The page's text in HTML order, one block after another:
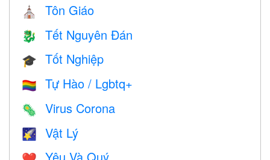
⛪️ Tôn Giáo
🐉 Tết Nguyên Đán
🎓 Tốt Nghiệp
🏳️‍🌈 Tự Hào / Lgbtq+
🦠 Virus Corona
🌠 Vật Lý